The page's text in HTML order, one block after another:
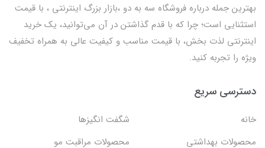
بهترين جمله درباره فروشگاه سه به دو ،بازار بزرگ اینترنتی ، با قيمت
استثنايي است؛ چرا که با قدم گذاشتن در آن می‌توانید، یک خرید
اینترنتی لذت بخش، با قیمت مناسب و کیفیت عالی به همراه تخفیف
ویژه را تجربه کنید.
دسترسی سریع
خانه
شگفت انگيزها
محصولات بهداشتي
محصولات مراقبت مو